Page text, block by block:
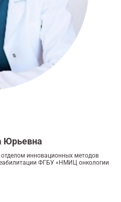
Юрьевна
инновационных методов
ФГБУ «НМИЦ онкологии